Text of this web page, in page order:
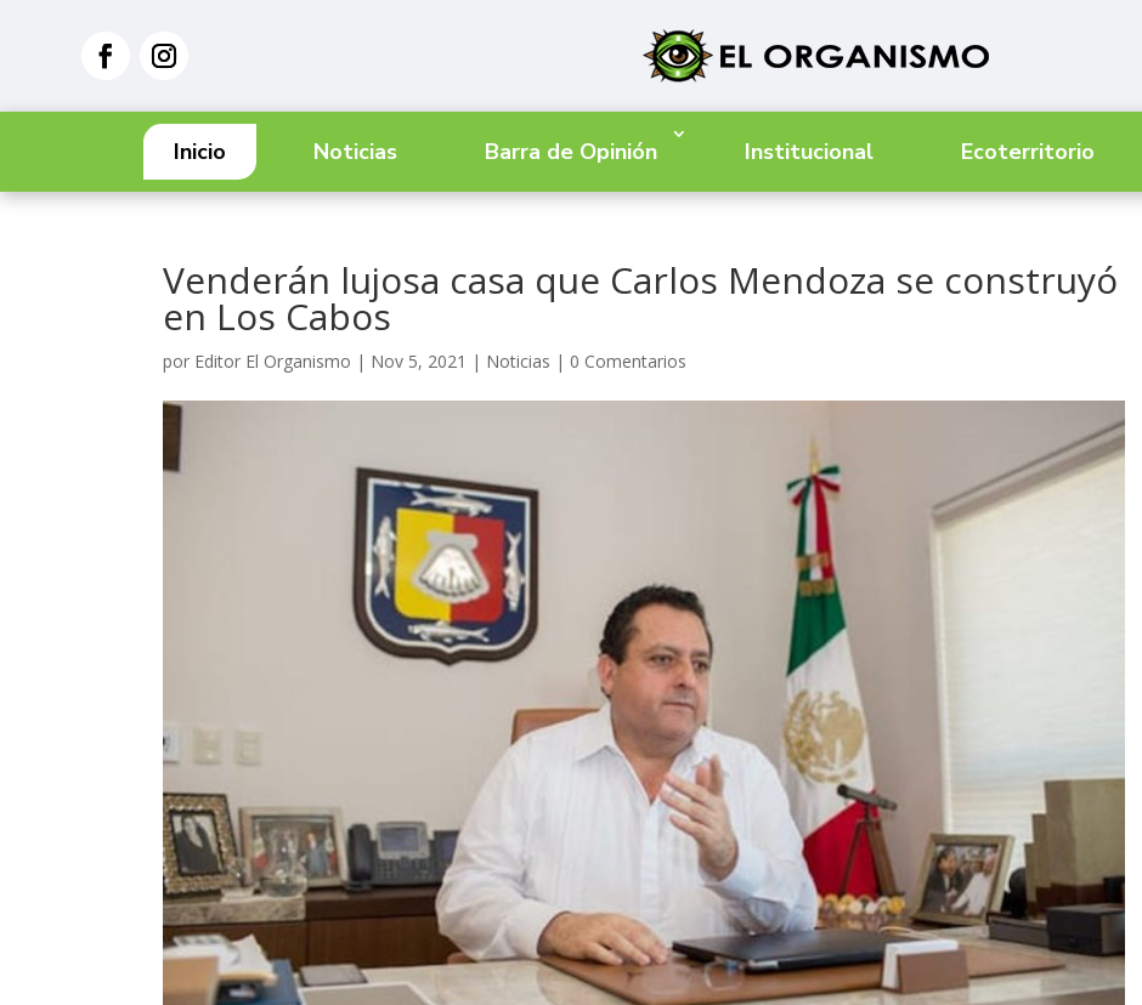
Inicio Noticias Barra de Opinión Institucional Ecoterritorio
Venderán lujosa casa que Carlos Mendoza se construyó
en Los Cabos
por Editor El Organismo | Nov 5, 2021 | Noticias | 0 Comentarios